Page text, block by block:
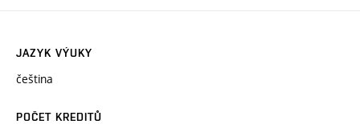
JAZYK VÝUKY
čeština
POČET KREDITŮ